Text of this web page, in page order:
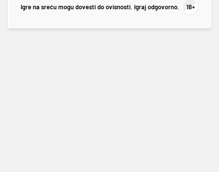
Igre na sreću mogu dovesti do ovisnosti. Igraj odgovorno.